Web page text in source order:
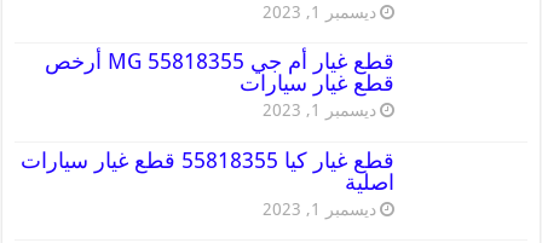
ديسمبر 1, 2023
قطع غيار أم جي MG 55818355 أرخص
قطع غيار سيارات
ديسمبر 1, 2023
قطع غيار كيا 55818355 قطع غيار سيارات
اصلية
ديسمبر 1, 2023